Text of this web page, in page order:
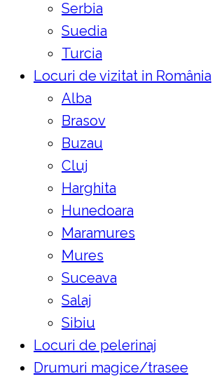
Serbia
Suedia
Turcia
Locuri de vizitat in România
Alba
Brasov
Buzau
Cluj
Harghita
Hunedoara
Maramures
Mures
Suceava
Salaj
Sibiu
Locuri de pelerinaj
Drumuri magice/trasee